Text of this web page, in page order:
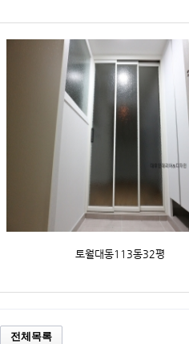
토월대동113동32평
전체목록